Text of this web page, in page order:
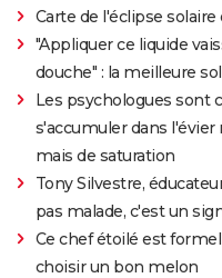
Carte de l'éclipse solaire
"Appliquer ce liquide
douche" : la meilleure
Les psychologues sont
s'accumuler dans l'évier
mais de saturation
Tony Silvestre,
pas malade, c'est un
Ce chef étoilé est
choisir un bon melon